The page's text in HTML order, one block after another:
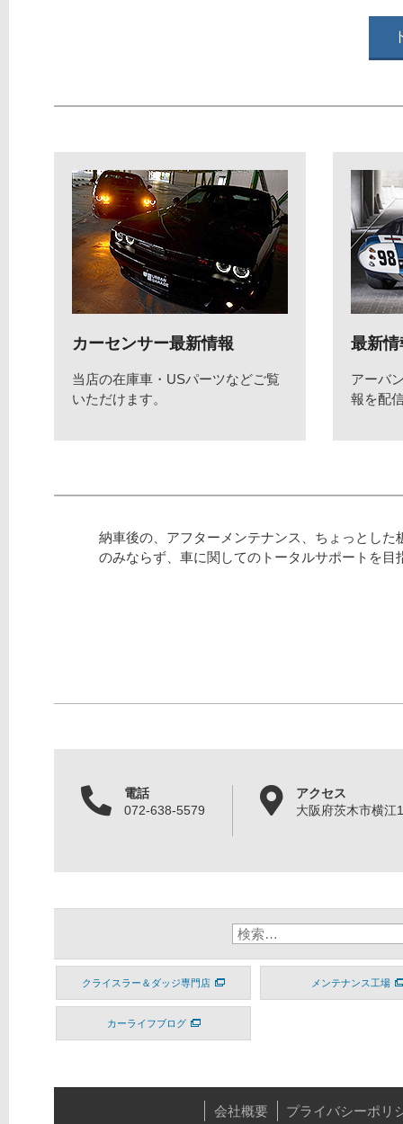
カーセンサー最新情報
当店の在庫車・USパーツなどご覧
いただけます。
最新情
アーバ
報を配
納車後の、アフターメンテナンス、ちょっとした
のみならず、車に関してのトータルサポートを目
電話
072-638-5579
アクセス
大阪府茨木市横江
クライスラー＆ダッジ専門店 メンテナンス工場
カーライフブログ
会社概要 プライバシーポリ